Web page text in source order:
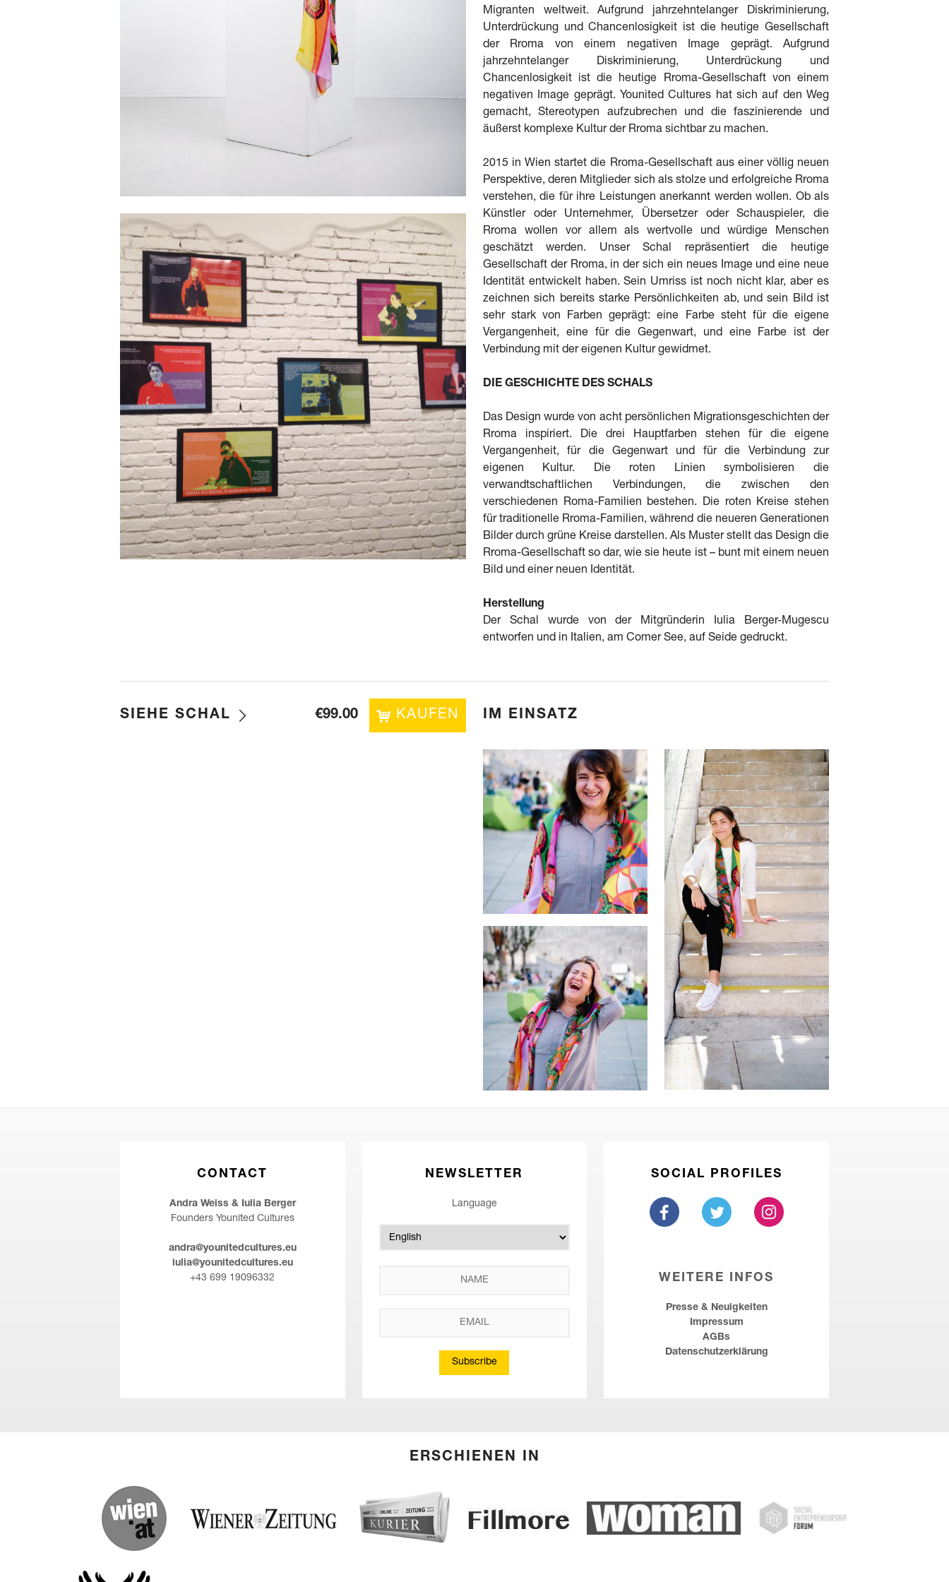
Migranten weltweit. Aufgrund jahrzehntelanger Diskriminierung,
Unterdrückung und Chancenlosigkeit ist die heutige Gesellschaft
der Rroma von einem negativen Image geprägt. Aufgrund
jahrzehntelanger Diskriminierung, Unterdrückung und
Chancenlosigkeit ist die heutige Rroma-Gesellschaft von einem
negativen Image geprägt. Younited Cultures hat sich auf den Weg
gemacht, Stereotypen aufzubrechen und die faszinierende und
äußerst komplexe Kultur der Rroma sichtbar zu machen.
2015 in Wien startet die Rroma-Gesellschaft aus einer völlig neuen
Perspektive, deren Mitglieder sich als stolze und erfolgreiche Rroma
verstehen, die für ihre Leistungen anerkannt werden wollen. Ob als
Künstler oder Unternehmer, Übersetzer oder Schauspieler, die
Rroma wollen vor allem als wertvolle und würdige Menschen
geschätzt werden. Unser Schal repräsentiert die heutige
Gesellschaft der Rroma, in der sich ein neues Image und eine neue
Identität entwickelt haben. Sein Umriss ist noch nicht klar, aber es
zeichnen sich bereits starke Persönlichkeiten ab, und sein Bild ist
sehr stark von Farben geprägt: eine Farbe steht für die eigene
Vergangenheit, eine für die Gegenwart, und eine Farbe ist der
Verbindung mit der eigenen Kultur gewidmet.
DIE GESCHICHTE DES SCHALS
Das Design wurde von acht persönlichen Migrationsgeschichten der
Rroma inspiriert. Die drei Hauptfarben stehen für die eigene
Vergangenheit, für die Gegenwart und für die Verbindung zur
eigenen Kultur. Die roten Linien symbolisieren die
verwandtschaftlichen Verbindungen, die zwischen den
verschiedenen Roma-Familien bestehen. Die roten Kreise stehen
für traditionelle Rroma-Familien, während die neueren Generationen
Bilder durch grüne Kreise darstellen. Als Muster stellt das Design die
Rroma-Gesellschaft so dar, wie sie heute ist – bunt mit einem neuen
Bild und einer neuen Identität.
Herstellung
Der Schal wurde von der Mitgründerin Iulia Berger-Mugescu
entworfen und in Italien, am Comer See, auf Seide gedruckt.
SIEHE SCHAL €99.00 KAUFEN IM EINSATZ
CONTACT
Andra Weiss & Iulia Berger
Founders Younited Cultures
andra@younitedcultures.eu
iulia@younitedcultures.eu
+43 699 19096332
NEWSLETTER
Language
Subscribe
SOCIAL PROFILES
WEITERE INFOS
Presse & Neuigkeiten
Impressum
AGBs
Datenschutzerklärung
ERSCHIENEN IN
(English) wien.at
(English) Wiener Zeitung
(English) Kurier
(English) Fillmore
Woman SEF
(English) Red Bull Amaphiko